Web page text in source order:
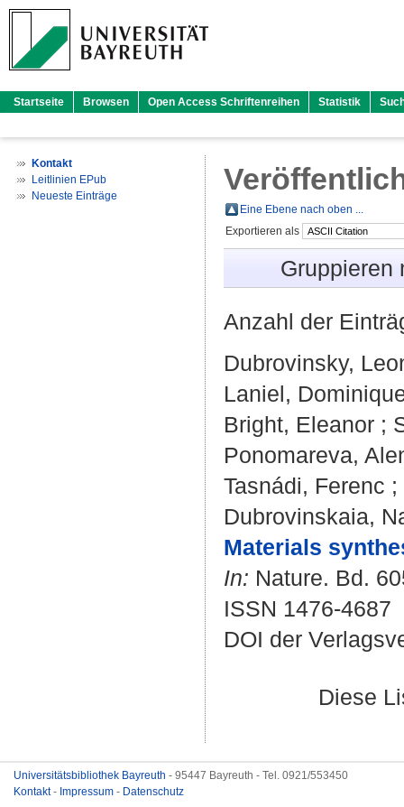
Startseite Browsen Open Access Schriftenreihen Statistik
Kontakt
Leitlinien EPub
Neueste Einträge
Eine Ebene nach oben ...
Exportieren als
Anzahl der
Dubrovinsky,
Laniel,
Bright, Eleanor ;
Ponomareva,
Tasnádi, Ferenc ;
Dubrovinskaia,
Materials
In: Nature. Bd.
ISSN 1476-4687
DOI der
Diese
Universitätsbibliothek Bayreuth - 95447 Bayreuth - Tel. 0921/553450
Kontakt- Impressum - Datenschutz